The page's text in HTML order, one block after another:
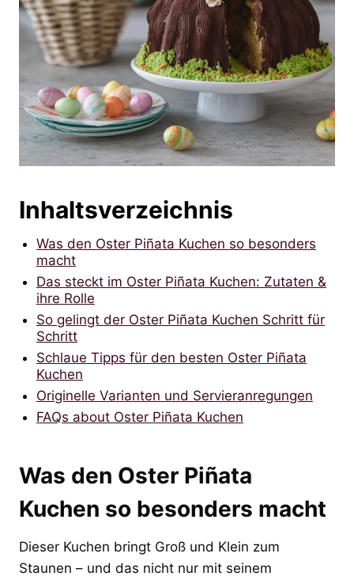
Inhaltsverzeichnis
Was den Oster Piñata Kuchen so besonders
macht
Das steckt im Oster Piñata Kuchen: Zutaten &
ihre Rolle
So gelingt der Oster Piñata Kuchen Schritt für
Schritt
Schlaue Tipps für den besten Oster Piñata
Kuchen
Originelle Varianten und Servieranregungen
FAQs about Oster Piñata Kuchen
Was den Oster Piñata
Kuchen so besonders macht
Dieser Kuchen bringt Groß und Klein zum
Staunen – und das nicht nur mit seinem